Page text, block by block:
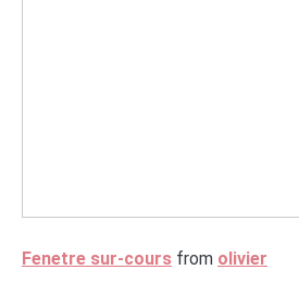
Fenetre sur-cours from olivier